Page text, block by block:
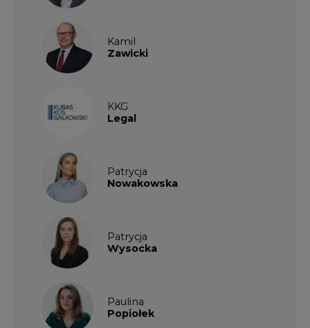
Kamil
Zawicki
KKG
Legal
Patrycja
Nowakowska
Patrycja
Wysocka
Paulina
Popiołek